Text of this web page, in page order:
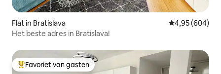
Flat in Bratislava Gemiddelde
4,95 (604)
Het beste adres in Bratislava!
Topfavoriet van gasten
Favoriet van gasten